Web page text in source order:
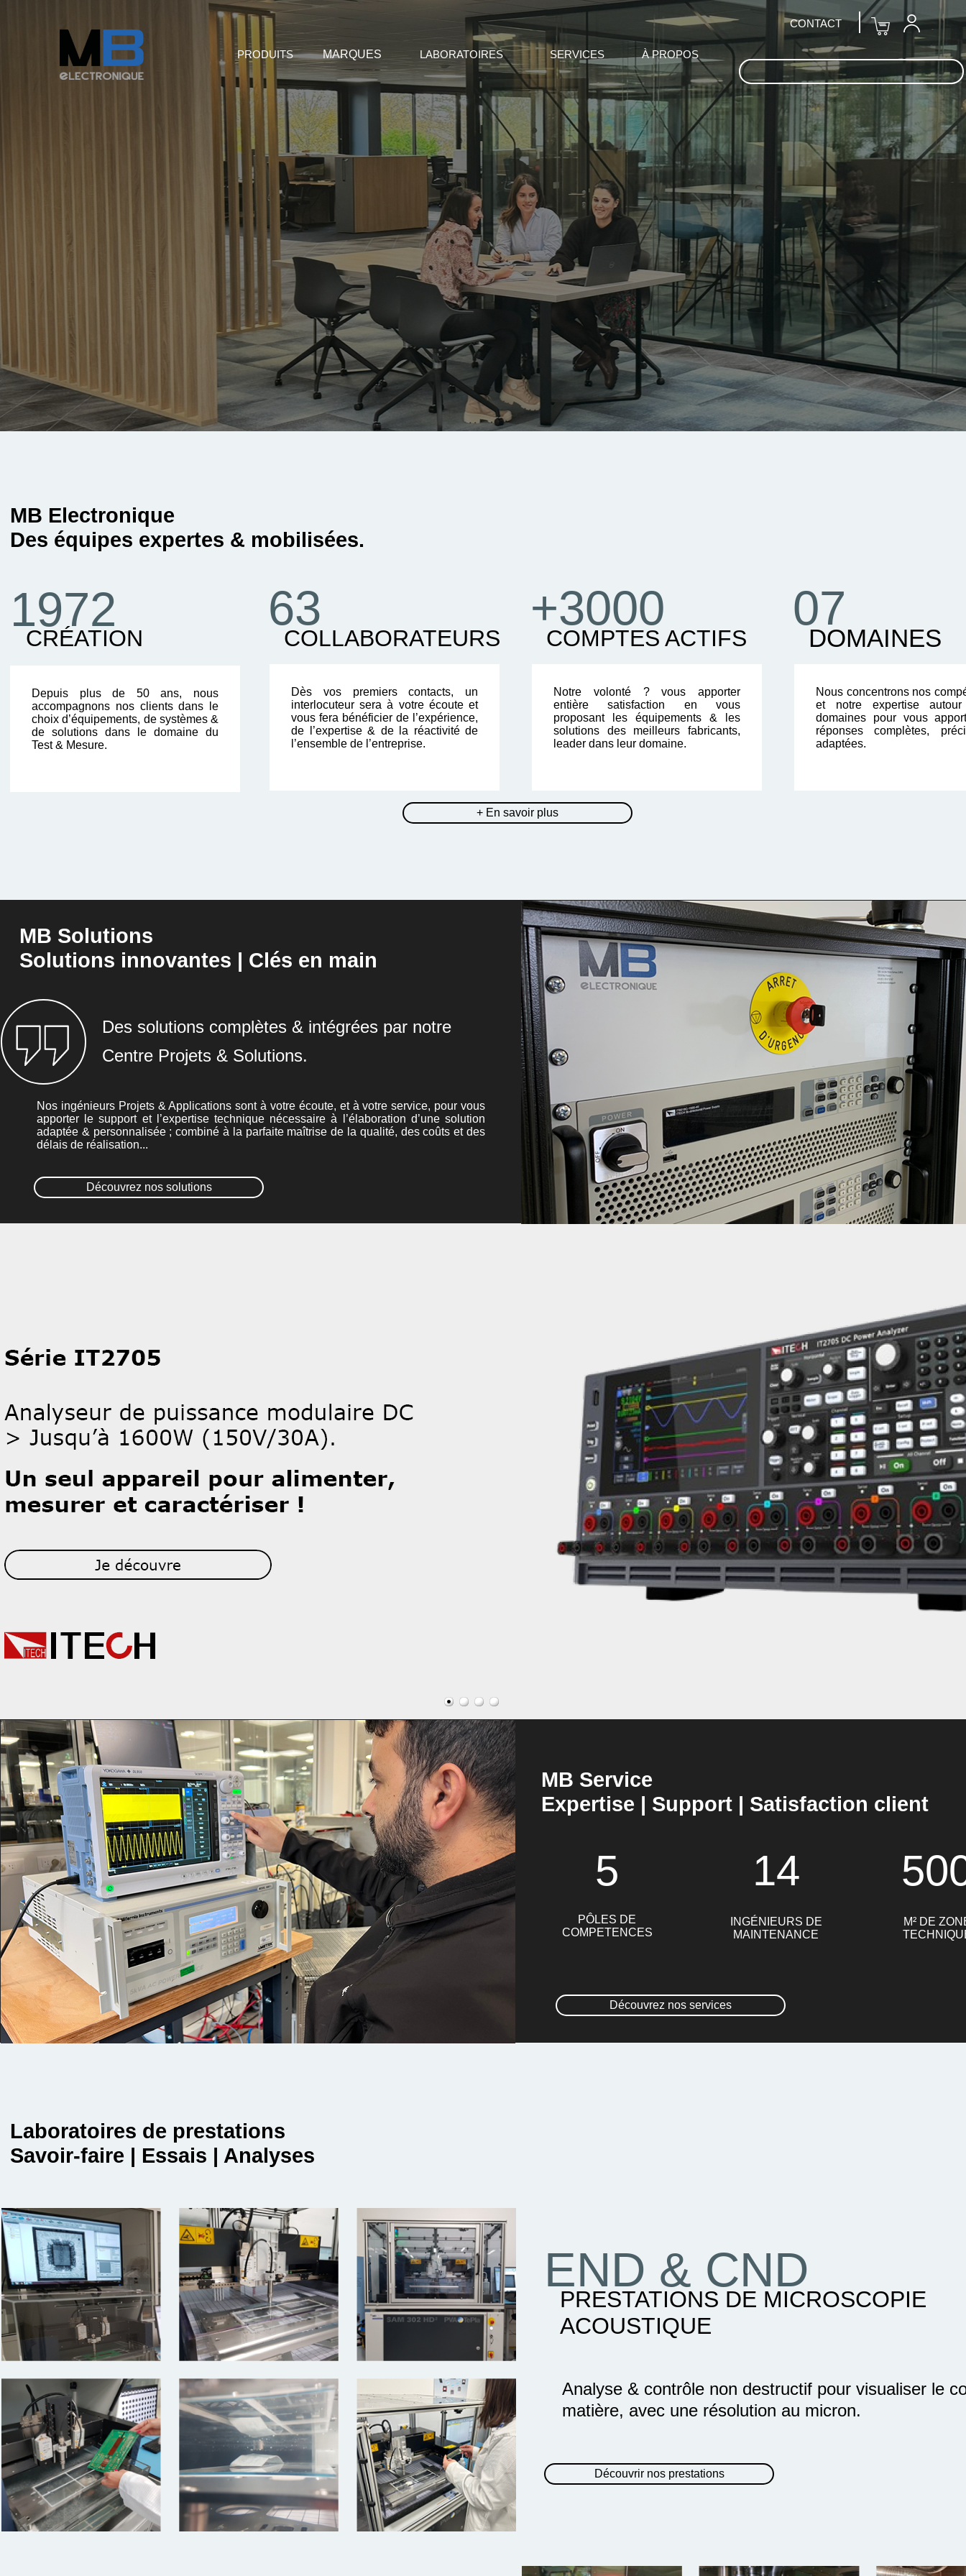
MB Electronique
Des équipes expertes & mobilisées.
1972
CRÉATION
63
COLLABORATEURS
Depuis plus de 50 ans, nous
accompagnons nos clients dans le
choix d’équipements, de systèmes &
de solutions dans le domaine du
Test & Mesure.
Dès vos premiers contacts, un
interlocuteur sera à votre écoute et
vous fera bénéficier de l’expérience,
de l’expertise & de la réactivité de
l’ensemble de l’entreprise.
+3000
COMPTES ACTIFS
Notre volonté ? vous apporter
entière satisfaction en vous
proposant les équipements & les
solutions des meilleurs fabricants,
leader dans leur domaine.
+ En savoir plus
07
DOMAINES
Nous concentrons nos
et notre expertise
domaines pour vous
réponses complètes,
adaptées.
MB Solutions
Solutions innovantes | Clés en main
Des solutions complètes & intégrées par notre
Centre Projets & Solutions.
Nos ingénieurs Projets & Applications sont à votre écoute, et à votre service, pour vous
apporter le support et l’expertise technique nécessaire à l’élaboration d’une solution
adaptée & personnalisée ; combiné à la parfaite maîtrise de la qualité, des coûts et des
délais de réalisation...
Découvrez nos solutions
MB Service
Expertise | Support | Satisfaction client
PÔLES DE
COMPETENCES
Découvrez nos services
INGÉNIEURS DE
MAINTENANCE
M² DE
5 14
Laboratoires de prestations
Savoir-faire | Essais | Analyses
Analyse & contrôle non destructif pour visualiser le
matière, avec une résolution au micron.
END & CND
PRESTATIONS DE MICROSCOPIE
ACOUSTIQUE
Découvrir nos prestations
CONTACT
PRODUITS MARQUES LABORATOIRES SERVICES À PROPOS